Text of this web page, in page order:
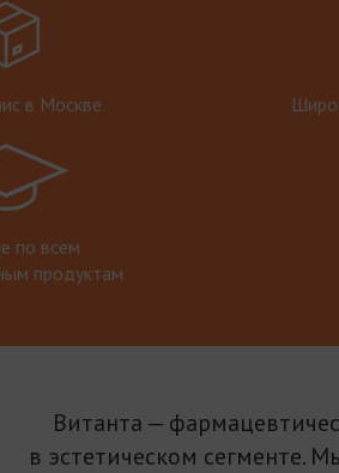
в Москве
по всем
продуктам
Витанта —
в эстетическом сегменте.